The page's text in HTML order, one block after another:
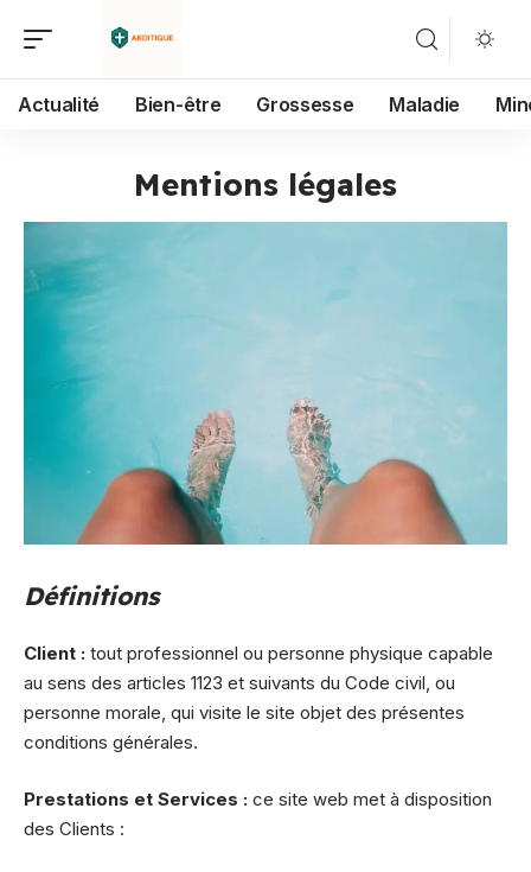
Actualité Bien-être Grossesse Maladie
Mentions légales
Définitions
Client : tout professionnel ou personne physique capable
au sens des articles 1123 et suivants du Code civil, ou
personne morale, qui visite le site objet des présentes
conditions générales.
Prestations et Services : ce site web met à disposition
des Clients :